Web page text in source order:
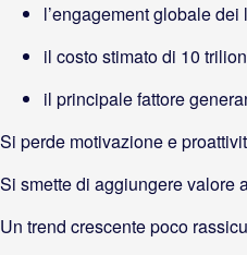
l’engagement globale
il costo stimato di 10
il principale fattore
Si perde motivazione e
Si smette di aggiungere valore
Un trend crescente poco